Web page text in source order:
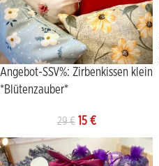
Angebot-SSV%: Zirbenkissen klein
*Blütenzauber*
29€ 15 €